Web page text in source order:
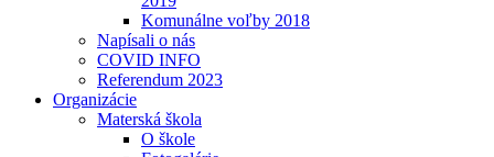
Komunálne voľby 2018
Napísali o nás
COVID INFO
Referendum 2023
Organizácie
Materská škola
O škole